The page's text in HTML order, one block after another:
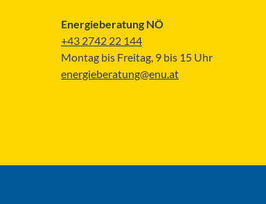
Energieberatung NÖ
+43 2742 22 144
Montag bis Freitag, 9 bis 15 Uhr
energieberatung@enu.at